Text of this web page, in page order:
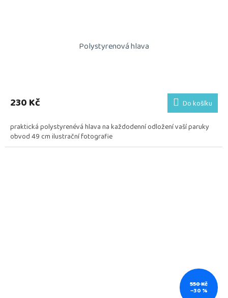
Polystyrenová hlava
230 Kč Do košíku
praktická polystyrenévá hlava na každodenní odložení vaší paruky
obvod 49 cm ilustrační fotografie
550 Kč
–30 %